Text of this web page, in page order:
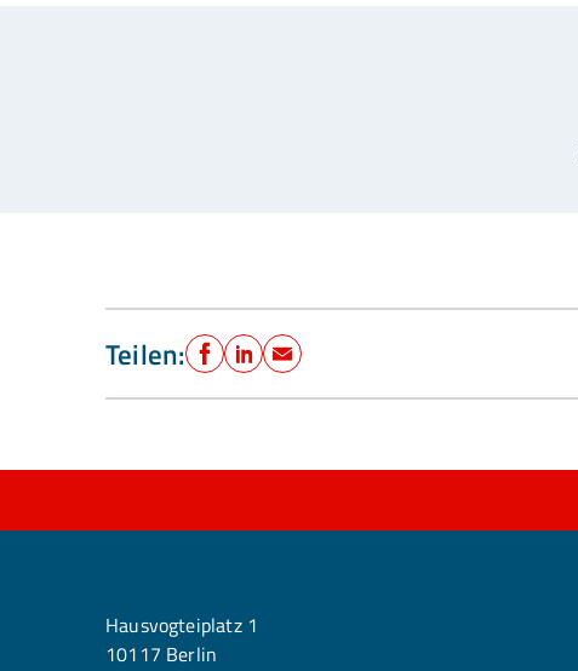
Teilen: Facebook
LinkedIn
E-Mail
Hausvogteiplatz 1
10117 Berlin